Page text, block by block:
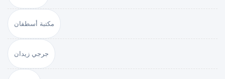
مكتبة أسطفان
جرجي زيدان